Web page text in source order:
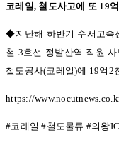
코레일, 철도사고에 또 19
◆지난해 하반기 수서고속
철 3호선 정발산역 직원
철도공사(코레일)에 19억 2
https://
#코레일#철도물류 #의왕